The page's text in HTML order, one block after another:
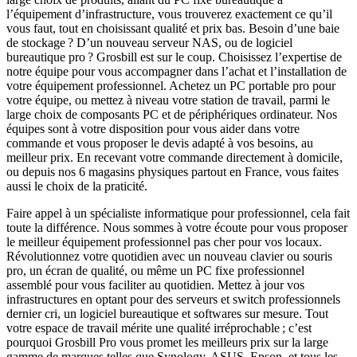
l’équipement d’infrastructure, vous trouverez exactement ce qu’il
vous faut, tout en choisissant qualité et prix bas. Besoin d’une baie
de stockage ? D’un nouveau serveur NAS, ou de logiciel
bureautique pro ? Grosbill est sur le coup. Choisissez l’expertise de
notre équipe pour vous accompagner dans l’achat et l’installation de
votre équipement professionnel. Achetez un PC portable pro pour
votre équipe, ou mettez à niveau votre station de travail, parmi le
large choix de composants PC et de périphériques ordinateur. Nos
équipes sont à votre disposition pour vous aider dans votre
commande et vous proposer le devis adapté à vos besoins, au
meilleur prix. En recevant votre commande directement à domicile,
ou depuis nos 6 magasins physiques partout en France, vous faites
aussi le choix de la praticité.
Faire appel à un spécialiste informatique pour professionnel, cela fait
toute la différence. Nous sommes à votre écoute pour vous proposer
le meilleur équipement professionnel pas cher pour vos locaux.
Révolutionnez votre quotidien avec un nouveau clavier ou souris
pro, un écran de qualité, ou même un PC fixe professionnel
assemblé pour vous faciliter au quotidien. Mettez à jour vos
infrastructures en optant pour des serveurs et switch professionnels
dernier cri, un logiciel bureautique et softwares sur mesure. Tout
votre espace de travail mérite une qualité irréprochable ; c’est
pourquoi Grosbill Pro vous promet les meilleurs prix sur la large